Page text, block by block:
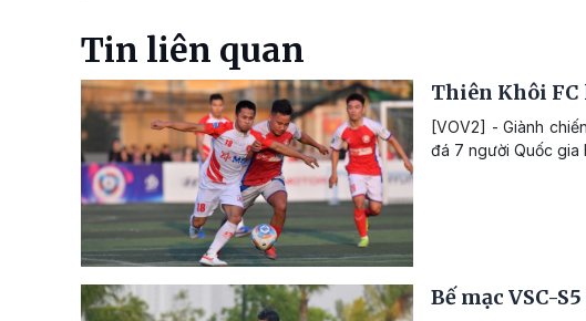
Tin liên quan
Thiên Khôi FC
[VOV2] - Giành
đá 7 người Quốc gia
Bế mạc VSC-